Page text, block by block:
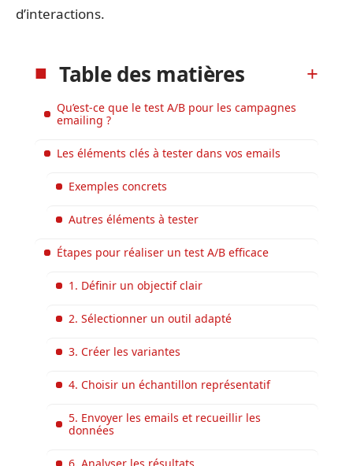
d’interactions.
Table des matières
Qu’est-ce que le test A/B pour les campagnes
emailing ?
Les éléments clés à tester dans vos emails
Exemples concrets
Autres éléments à tester
Étapes pour réaliser un test A/B efficace
1. Définir un objectif clair
2. Sélectionner un outil adapté
3. Créer les variantes
4. Choisir un échantillon représentatif
5. Envoyer les emails et recueillir les
données
6. Analyser les résultats